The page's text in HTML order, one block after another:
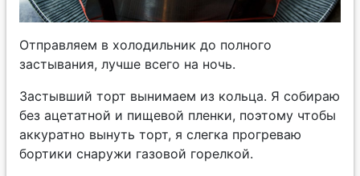
Отправляем в холодильник до полного
застывания, лучше всего на ночь.
Застывший торт вынимаем из кольца. Я собираю
без ацетатной и пищевой пленки, поэтому чтобы
аккуратно вынуть торт, я слегка прогреваю
бортики снаружи газовой горелкой.